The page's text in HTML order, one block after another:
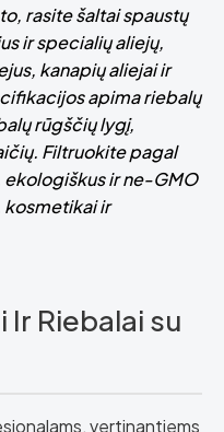
rasite šaltai spaustų
ir specialių aliejų,
kanapių aliejai ir
apima riebalų
rūgščių lygį,
Filtruokite pagal
ekologiškus ir ne-GMO
kosmetikai ir
Ir Riebalai su
vertinantiems